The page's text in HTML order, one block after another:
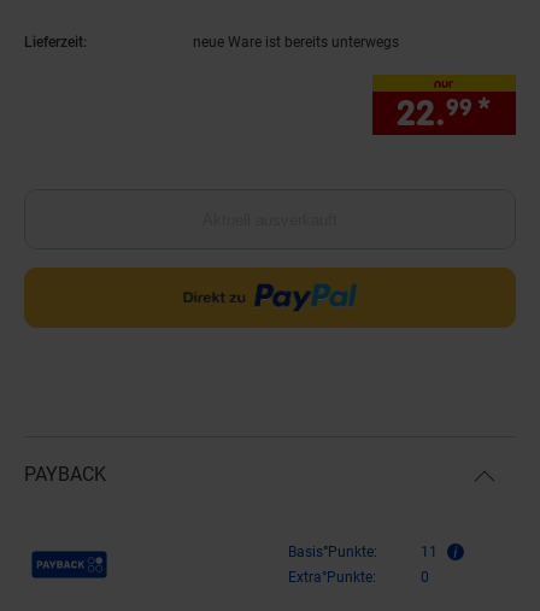
Lieferzeit: neue Ware ist bereits unterwegs
nur
22.99 *
PAYBACK
Payback Punkte Basis°Punkte:
11
Extra°Punkte:
0